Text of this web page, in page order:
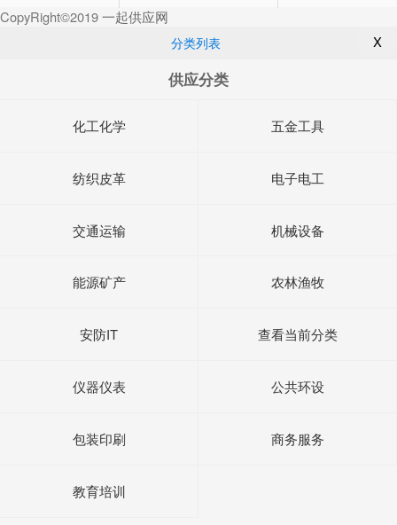
CopyRight©2019一起供应网
分类列表 X
供应分类
化工化学 五金工具
纺织皮革 电子电工
交通运输 机械设备
能源矿产 农林渔牧
安防IT 查看当前分类
仪器仪表 公共环设
包装印刷 商务服务
教育培训